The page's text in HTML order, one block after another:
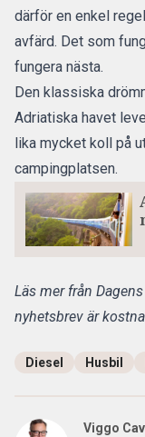
därför en enkel
avfärd. Det som
fungera nästa.
Den klassiska
Adriatiska havet
lika mycket koll på
campingplatsen.
Läs mer från
nyhetsbrev är
Diesel Husbil
Viggo